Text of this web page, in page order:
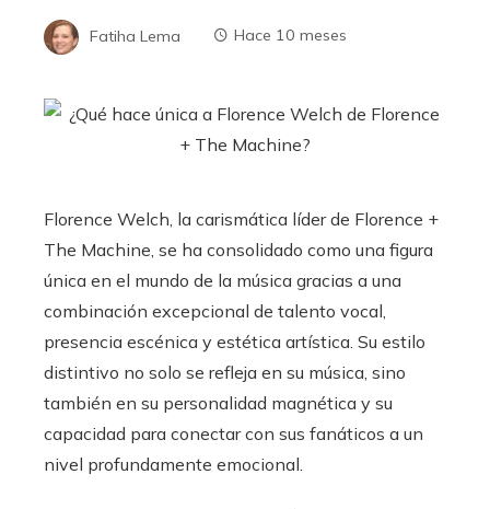
Fatiha Lema Hace 10 meses
Florence Welch, la carismática líder de Florence +
The Machine, se ha consolidado como una figura
única en el mundo de la música gracias a una
combinación excepcional de talento vocal,
presencia escénica y estética artística. Su estilo
distintivo no solo se refleja en su música, sino
también en su personalidad magnética y su
capacidad para conectar con sus fanáticos a un
nivel profundamente emocional.